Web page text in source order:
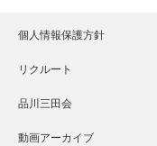
個人情報保護方針
リクルート
品川三田会
動画アーカイブ